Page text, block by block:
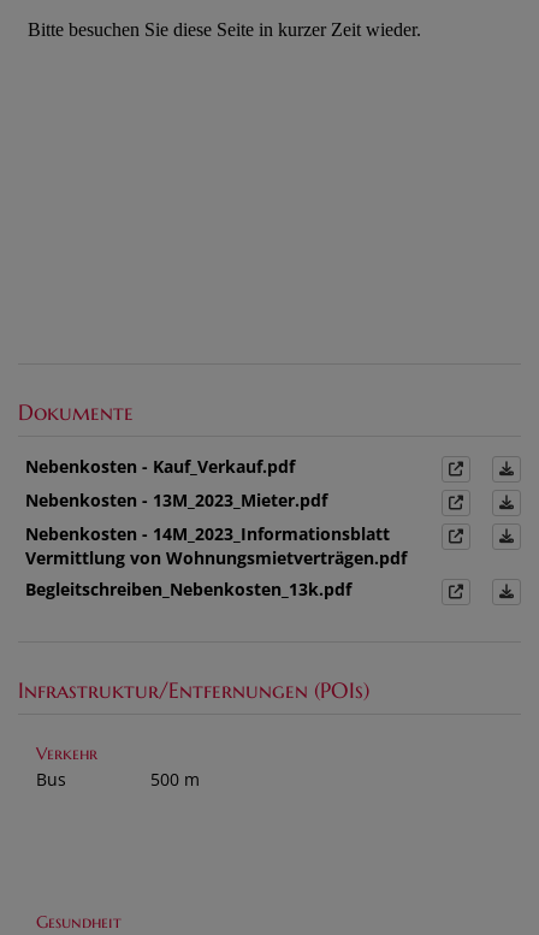
Dokumente
Nebenkosten - Kauf_Verkauf.pdf
Nebenkosten - 13M_2023_Mieter.pdf
Nebenkosten - 14M_2023_Informationsblatt
Vermittlung von Wohnungsmietverträgen.pdf
Begleitschreiben_Nebenkosten_13k.pdf
Infrastruktur/Entfernungen (POIs)
Verkehr
Bus 500 m
Gesundheit